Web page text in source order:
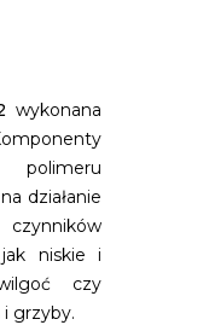
wykonana
działanie
niskie i
czy
grzyby.